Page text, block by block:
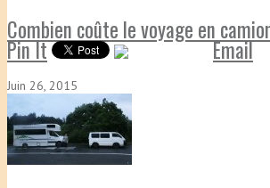
Combien coûte le voyage en
Pin It Email
Juin 26, 2015